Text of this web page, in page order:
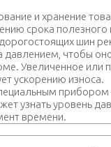
и хранение
срока полезного
шин
давлением, чтобы
Увеличенное или
ускорению износа.
узнать уровень
времени.